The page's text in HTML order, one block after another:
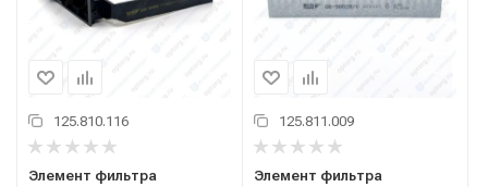
125.810.116
Элемент фильтра
125.811.009
Элемент фильтра